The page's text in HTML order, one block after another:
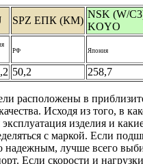
SPZ ЕПК (КМ)
NSK (W/
KOYO
РФ Япония
50,2 258,7
расположены в
Исходя из того, в
изделия и
с маркой. Если
надежным, лучше всего
Если скорости и